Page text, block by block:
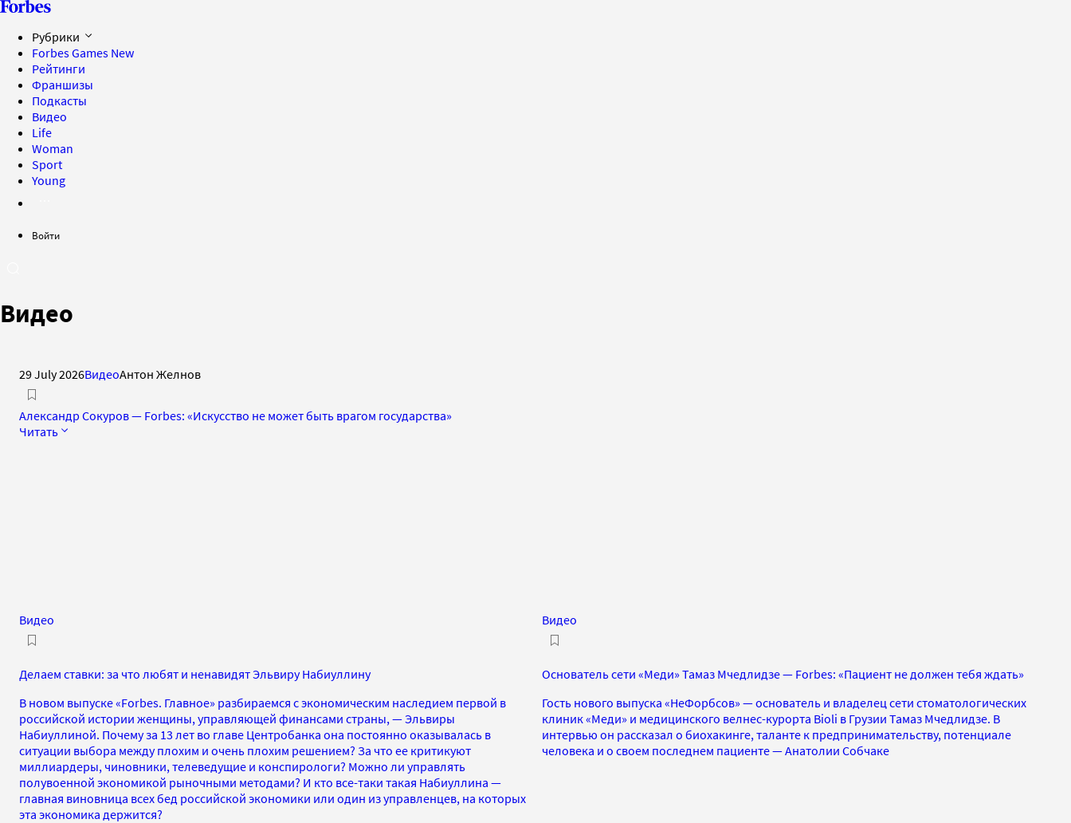
Рубрики
Forbes Games New
Рейтинги
Франшизы
Подкасты
Видео
Life
Woman
Sport
Young
Войти
Видео
29 July 2026ВидеоАнтон Желнов
Александр Сокуров — Forbes: «Искусство не может быть врагом государства»
Читать
Видео
Делаем ставки: за что любят и ненавидят Эльвиру Набиуллину
В новом выпуске «Forbes. Главное» разбираемся с экономическим наследием первой в
российской истории женщины, управляющей финансами страны, — Эльвиры
Набиуллиной. Почему за 13 лет во главе Центробанка она постоянно оказывалась в
ситуации выбора между плохим и очень плохим решением? За что ее критикуют
миллиардеры, чиновники, телеведущие и конспирологи? Можно ли управлять
полувоенной экономикой рыночными методами? И кто все-таки такая Набиуллина —
главная виновница всех бед российской экономики или один из управленцев, на которых
эта экономика держится?
Видео
Основатель сети «Meди» Тамаз Мчедлидзе — Forbes: «Пациент не должен тебя ждать»
Гость нового выпуска «НеФорбсов» — основатель и владелец сети стоматологических
клиник «Меди» и медицинского велнес-курорта Bioli в Грузии Тамаз Мчедлидзе. В
интервью он рассказал о биохакинге, таланте к предпринимательству, потенциале
человека и о своем последнем пациенте — Анатолии Собчаке